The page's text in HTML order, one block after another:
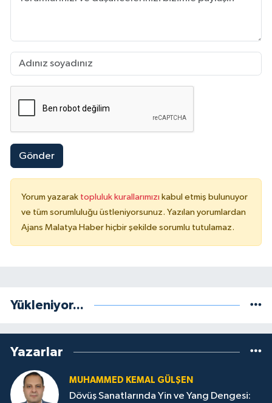
Gönder
Yorum yazarak topluluk kurallarımızı kabul etmiş bulunuyor
ve tüm sorumluluğu üstleniyorsunuz. Yazılan yorumlardan
Ajans Malatya Haber hiçbir şekilde sorumlu tutulamaz.
Yükleniyor...
Yazarlar
MUHAMMED KEMAL GÜLŞEN
Dövüş Sanatlarında Yin ve Yang Dengesi: